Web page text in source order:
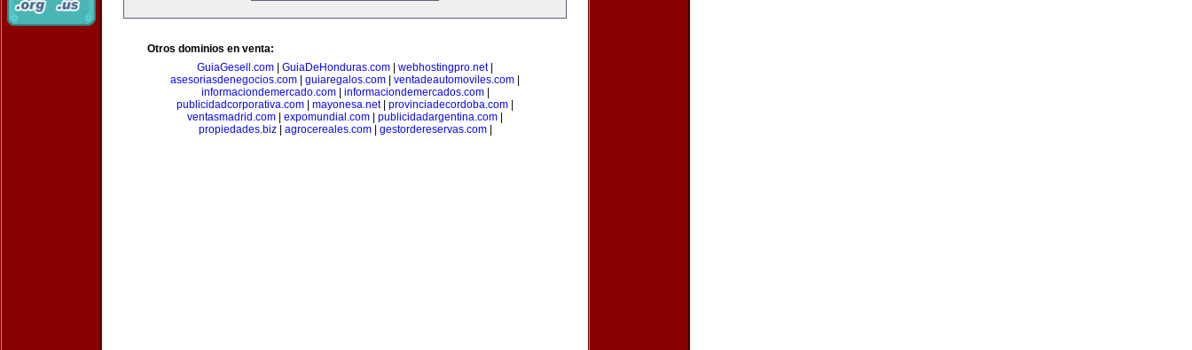
Otros dominios en venta:
GuiaGesell.com
GuiaDeHonduras.com webhostingpro.net|
asesoriasdenegocios.com
guiaregalos.com ventadeautomoviles.com
informaciondemercado.com| informaciondemercados.com|
publicidadcorporativa.com
mayonesa.net| provinciadecordoba.com
ventasmadrid.com
expomundial.com publicidadargentina.com
propiedades.biz| agrocereales.com| gestordereservas.com|